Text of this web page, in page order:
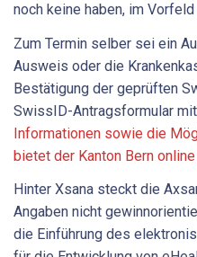
noch keine haben, im
Zum Termin selber sei ein
Ausweis oder die
Bestätigung der geprüften
SwissID-Antragsformular
Informationen sowie die
bietet der Kanton Bern online
Hinter Xsana steckt die
Angaben nicht
die Einführung des